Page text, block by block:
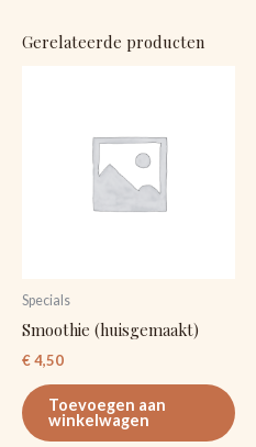
Gerelateerde producten
Specials
Smoothie (huisgemaakt)
€4,50
Toevoegen aan
winkelwagen